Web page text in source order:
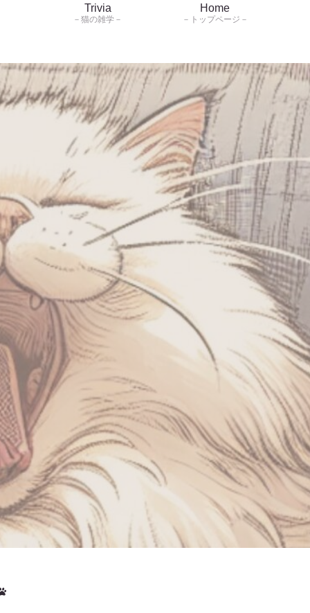
Trivia
－猫の雑学－
Home
－トップページ－